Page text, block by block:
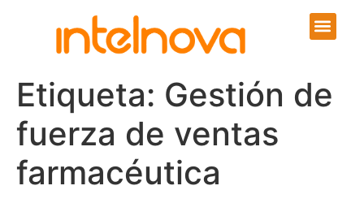
Etiqueta: Gestión de
fuerza de ventas
farmacéutica